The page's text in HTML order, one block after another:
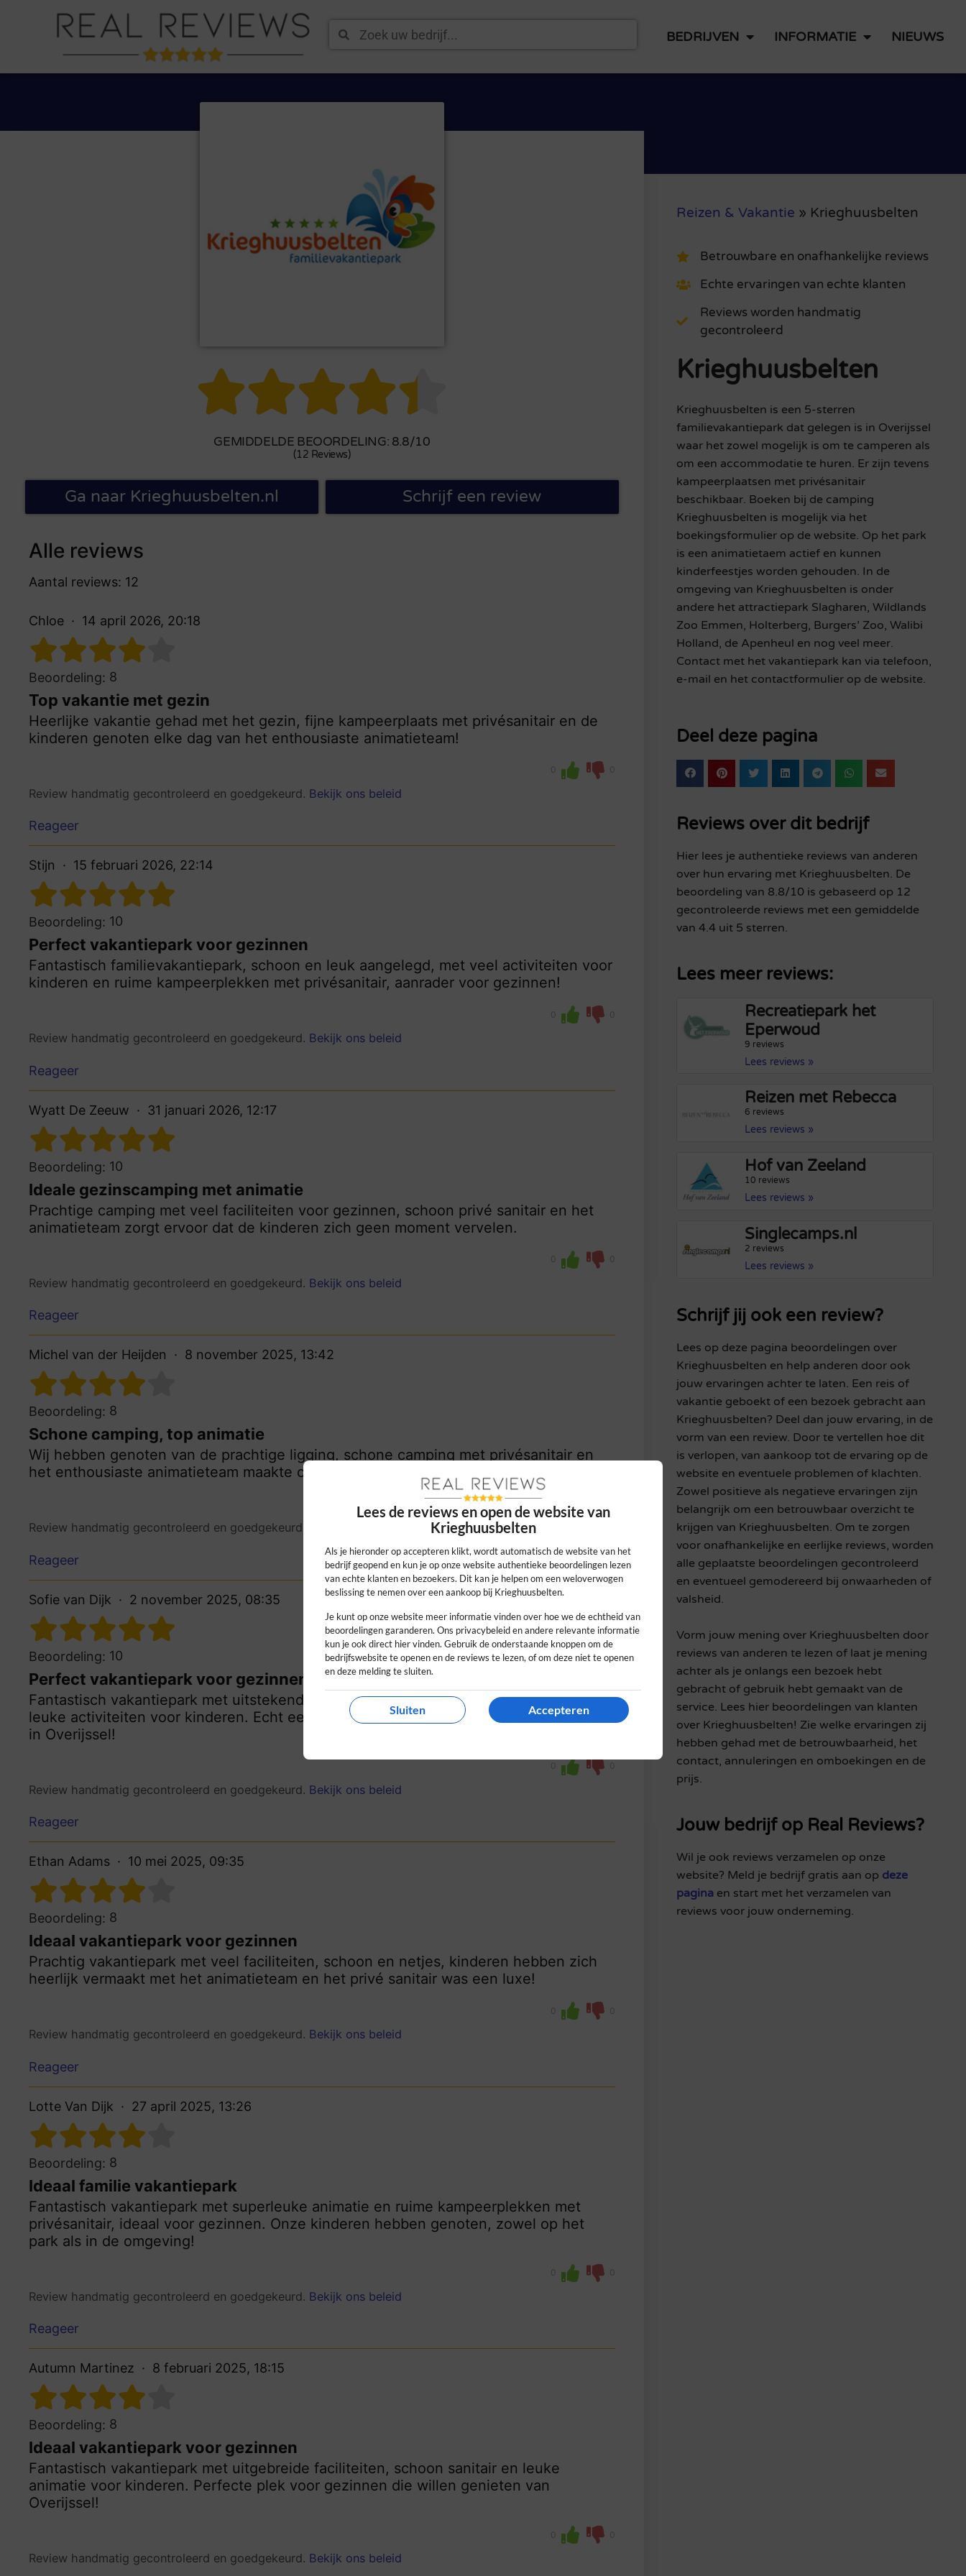
BEDRIJVEN INFORMATIE NIEUWS

GEMIDDELDE BEOORDELING: 8.8/10
(12 Reviews)
Ga naar Krieghuusbelten.nl Schrijf een review
Alle reviews
Aantal reviews: 12
Chloe 14 april 2026, 20:18
Beoordeling: 8
Top vakantie met gezin
Heerlijke vakantie gehad met het gezin, fijne kampeerplaats met privésanitair en de
kinderen genoten elke dag van het enthousiaste animatieteam!
0 0
Review handmatig gecontroleerd en goedgekeurd. Bekijk ons beleid
Reageer
Stijn 15 februari 2026, 22:14
Beoordeling: 10
Perfect vakantiepark voor gezinnen
Fantastisch familievakantiepark, schoon en leuk aangelegd, met veel activiteiten voor
kinderen en ruime kampeerplekken met privésanitair, aanrader voor gezinnen!
0 0
Review handmatig gecontroleerd en goedgekeurd. Bekijk ons beleid
Reageer
Wyatt De Zeeuw 31 januari 2026, 12:17
Beoordeling: 10
Ideale gezinscamping met animatie
Prachtige camping met veel faciliteiten voor gezinnen, schoon privé sanitair en het
animatieteam zorgt ervoor dat de kinderen zich geen moment vervelen.
0 0
Review handmatig gecontroleerd en goedgekeurd. Bekijk ons beleid
Reageer
Michel van der Heijden 8 november 2025, 13:42
Beoordeling: 8
Schone camping, top animatie
Wij hebben genoten van de prachtige ligging, schone camping met privésanitair en
het enthousiaste animatieteam maakte onze vakantie echt compleet!
0
Review handmatig gecontroleerd en goedgekeurd.
Reageer
Sofie van Dijk 2 november 2025, 08:35
Beoordeling: 10
Perfect vakantiepark voor gezinnen
Fantastisch vakantiepark met uitstekende faciliteiten, vriendelijk personeel en veel
leuke activiteiten voor kinderen. Echt een aanrader voor gezinnen die willen genieten
in Overijssel!
0 0
Review handmatig gecontroleerd en goedgekeurd. Bekijk ons beleid
Reageer
Ethan Adams 10 mei 2025, 09:35
Beoordeling: 8
Ideaal vakantiepark voor gezinnen
Prachtig vakantiepark met veel faciliteiten, schoon en netjes, kinderen hebben zich
heerlijk vermaakt met het animatieteam en het privé sanitair was een luxe!
0 0
Review handmatig gecontroleerd en goedgekeurd. Bekijk ons beleid
Reageer
Lotte Van Dijk 27 april 2025, 13:26
Beoordeling: 8
Ideaal familie vakantiepark
Fantastisch vakantiepark met superleuke animatie en ruime kampeerplekken met
privésanitair, ideaal voor gezinnen. Onze kinderen hebben genoten, zowel op het
park als in de omgeving!
0 0
Review handmatig gecontroleerd en goedgekeurd. Bekijk ons beleid
Reageer
Autumn Martinez 8 februari 2025, 18:15
Beoordeling: 8
Ideaal vakantiepark voor gezinnen
Fantastisch vakantiepark met uitgebreide faciliteiten, schoon sanitair en leuke
animatie voor kinderen. Perfecte plek voor gezinnen die willen genieten van
Overijssel!
0 0
Review handmatig gecontroleerd en goedgekeurd. Bekijk ons beleid
Reizen & Vakantie » Krieghuusbelten
Betrouwbare en onafhankelijke reviews
Echte ervaringen van echte klanten
Reviews worden handmatig
gecontroleerd
Krieghuusbelten
Krieghuusbelten is een 5-sterren
familievakantiepark dat gelegen is in Overijssel
waar het zowel mogelijk is om te camperen als
om een accommodatie te huren. Er zijn tevens
kampeerplaatsen met privésanitair
beschikbaar. Boeken bij de camping
Krieghuusbelten is mogelijk via het
boekingsformulier op de website. Op het park
is een animatietaem actief en kunnen
kinderfeestjes worden gehouden. In de
omgeving van Krieghuusbelten is onder
andere het attractiepark Slagharen, Wildlands
Zoo Emmen, Holterberg, Burgers’ Zoo, Walibi
Holland, de Apenheul en nog veel meer.
Contact met het vakantiepark kan via telefoon,
e-mail en het contactformulier op de website.
Deel deze pagina
Reviews over dit bedrijf
Hier lees je authentieke reviews van anderen
over hun ervaring met Krieghuusbelten. De
beoordeling van 8.8/10 is gebaseerd op 12
gecontroleerde reviews met een gemiddelde
van 4.4 uit 5 sterren.
Lees meer reviews:
Recreatiepark het
Eperwoud
9 reviews
Lees reviews »
Reizen met Rebecca
6 reviews
Lees reviews »
Hof van Zeeland
10 reviews
Lees reviews »
Singlecamps.nl
2 reviews
Lees reviews »
Schrijf jij ook een review?
Lees op deze pagina beoordelingen over
Krieghuusbelten en help anderen door ook
jouw ervaringen achter te laten. Een reis of
vakantie geboekt of een bezoek gebracht aan
Krieghuusbelten? Deel dan jouw ervaring, in de
vorm van een review. Door te vertellen hoe dit
is verlopen, van aankoop tot de ervaring op de
website en eventuele problemen of klachten.
Zowel positieve als negatieve ervaringen zijn
belangrijk om een betrouwbaar overzicht te
krijgen van Krieghuusbelten. Om te zorgen
voor onafhankelijke en eerlijke reviews, worden
alle geplaatste beoordelingen gecontroleerd
en eventueel gemodereerd bij onwaarheden of
valsheid.
Vorm jouw mening over Krieghuusbelten door
reviews van anderen te lezen of laat je mening
achter als je onlangs een bezoek hebt
gebracht of gebruik hebt gemaakt van de
service. Lees hier beoordelingen van klanten
over Krieghuusbelten! Zie welke ervaringen zij
hebben gehad met de betrouwbaarheid, het
contact, annuleringen en omboekingen en de
prijs.
Jouw bedrijf op Real Reviews?
Wil je ook reviews verzamelen op onze
website? Meld je bedrijf gratis aan op deze
paginaen start met het verzamelen van
reviews voor jouw onderneming.
Lees de reviews en open de website van
Krieghuusbelten
Als je hieronder op accepteren klikt, wordt automatisch de website van het
bedrijf geopend en kun je op onze website authentieke beoordelingen lezen
van echte klanten en bezoekers. Dit kan je helpen om een weloverwogen
beslissing te nemen over een aankoop bij Krieghuusbelten.
Je kunt op onze website meer informatie vinden over hoe we de echtheid van
beoordelingen garanderen. Ons privacybeleid en andere relevante informatie
kun je ook direct hier vinden. Gebruik de onderstaande knoppen om de
bedrijfswebsite te openen en de reviews te lezen, of om deze niet te openen
en deze melding te sluiten.
Sluiten Accepteren